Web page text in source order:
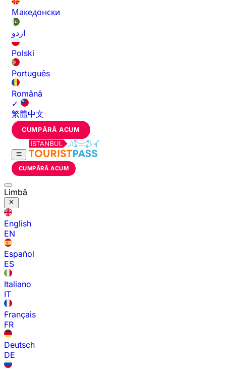
Македонски
اردو
Polski
Português
Română
✓
繁體中文
CUMPĂRĂ ACUM
CUMPĂRĂ ACUM
Limbă
English
EN
Español
ES
Italiano
IT
Français
FR
Deutsch
DE